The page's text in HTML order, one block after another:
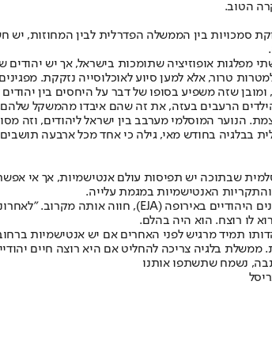
הטוב.
סמכויות בין הממשלה הפדרלית לבין המחוזות,
שתי מפלגות אופוזיציה שתומכות בישראל, אך יש
טרור, אלא למען סיוע לאוכלוסייה נזקקת.
ומובן שזה משפיע בסופו של דבר על היחסים בין
הרעבים בעזה, את זה שהם איבדו מהמשקל
הנוער המוסלמי מערבב בין ישראל ליהודים, וזה
שבתוכה יש תפיסות עולם אנטישמיות, אך אי
האנטישמיות במגמת עלייה.
לו רוצח. הוא היה בהלם.
תמיד מרגיש לפני האחרים אם יש אנטישמיות
ממשלת בלגיה צריכה להחליט אם היא רוצה חיים
נשמח שתשתפו אותנו